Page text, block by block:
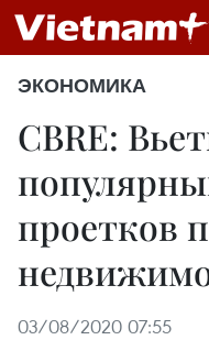
ЭКОНОМИКА
CBRE:
проетков
03/08/2020 07:55